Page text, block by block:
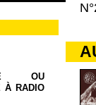
OU
À RADIO